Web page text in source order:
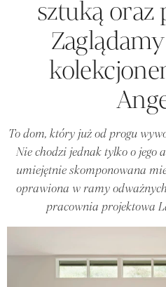
sztuką oraz
To dom, który już od progu
Nie chodzi jednak tylko o jego
umiejętnie skomponowana
oprawiona w ramy
pracownia projektowa